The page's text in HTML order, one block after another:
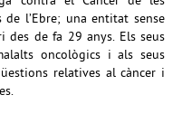
de l’Ebre; una entitat sense
de fa 29 anys. Els seus
oncològics i als seus
relatives al càncer i